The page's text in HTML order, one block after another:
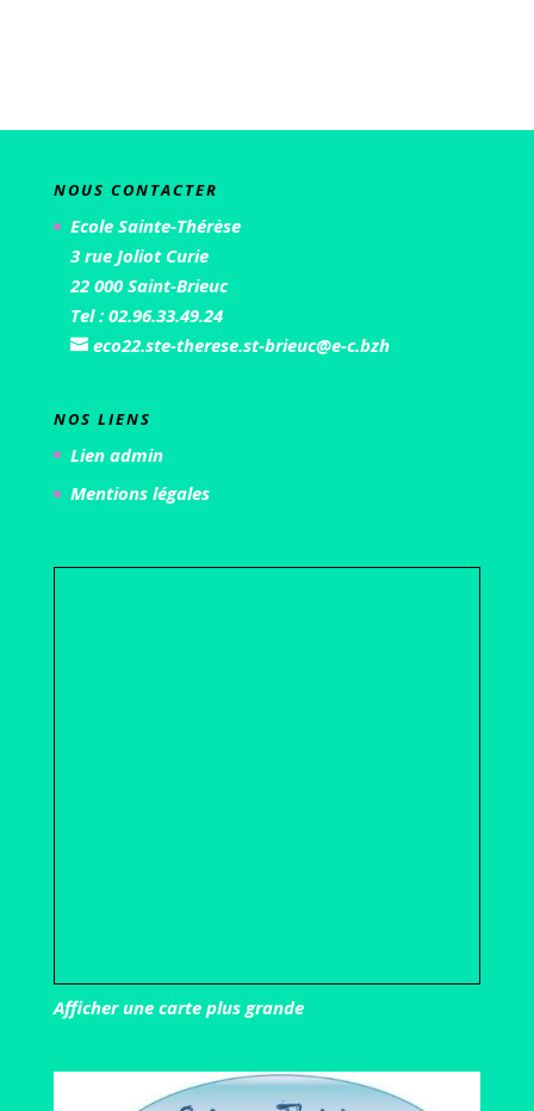
NOUS CONTACTER
Ecole Sainte-Thérèse
3 rue Joliot Curie
22 000 Saint-Brieuc
Tel : 02.96.33.49.24
eco22.ste-therese.st-brieuc@e-c.bzh
NOS LIENS
Lien admin
Mentions légales
Afficher une carte plus grande